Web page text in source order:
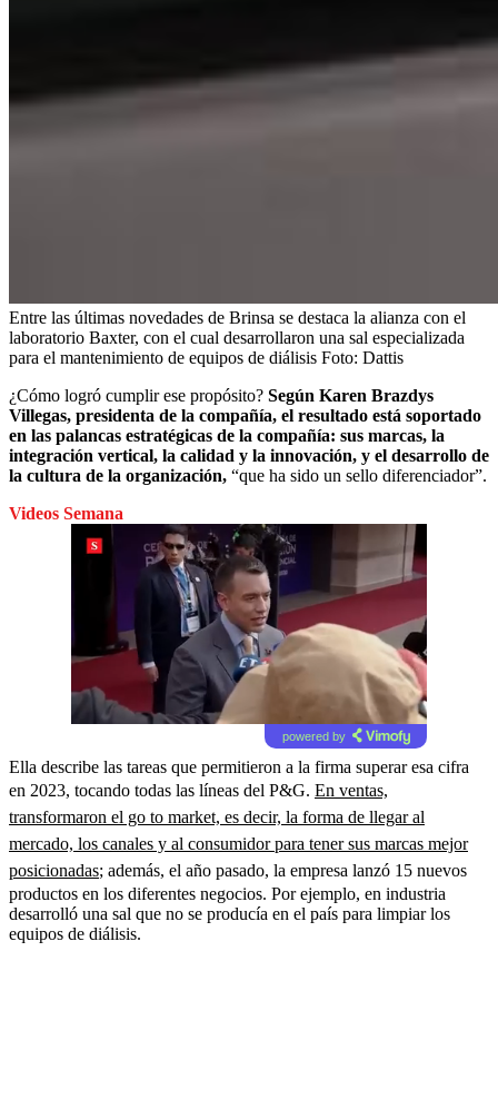
Entre las últimas novedades de Brinsa se destaca la alianza con el
laboratorio Baxter, con el cual desarrollaron una sal especializada
para el mantenimiento de equipos de diálisis Foto: Dattis
¿Cómo logró cumplir ese propósito? Según Karen Brazdys
Villegas, presidenta de la compañía, el resultado está soportado
en las palancas estratégicas de la compañía: sus marcas, la
integración vertical, la calidad y la innovación, y el desarrollo de
la cultura de la organización, “que ha sido un sello diferenciador”.
Videos Semana
powered by
Ella describe las tareas que permitieron a la firma superar esa cifra
en 2023, tocando todas las líneas del P&G. En ventas,
transformaron el go to market, es decir, la forma de llegar al
mercado, los canales y al consumidor para tener sus marcas mejor
posicionadas; además, el año pasado, la empresa lanzó 15 nuevos
productos en los diferentes negocios. Por ejemplo, en industria
desarrolló una sal que no se producía en el país para limpiar los
equipos de diálisis.